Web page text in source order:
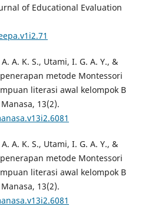
of Educational Evaluation
A. K. S., Utami, I. G. A. Y., &
metode Montessori
literasi awal kelompok B
13(2).
A. K. S., Utami, I. G. A. Y., &
metode Montessori
literasi awal kelompok B
13(2).